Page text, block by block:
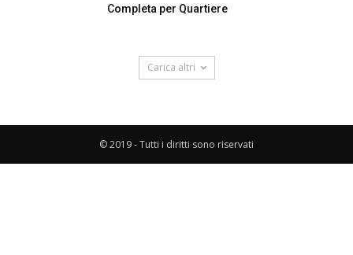
Completa per Quartiere
Carica altri
© 2019 - Tutti i diritti sono riservati